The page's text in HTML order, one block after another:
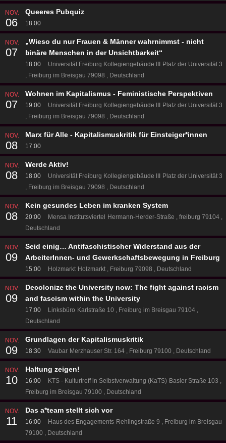
NOV.
06
Queeres Pubquiz
18:00
NOV.
07
„Wieso du nur Frauen & Männer wahrnimmst - nicht
binäre Menschen in der Unsichtbarkeit“
18:00 Universität Freiburg Kollegiengebäude III Platz der Universität 3
Freiburg im Breisgau 79098
Deutschland
NOV.
07
Wohnen im Kapitalismus - Feministische Perspektiven
19:00 Universität Freiburg Kollegiengebäude III Platz der Universität 3
Freiburg im Breisgau 79098
Deutschland
NOV.
08
Marx für Alle - Kapitalismuskritik für Einsteiger*innen
17:00
NOV.
08
Werde Aktiv!
18:00 Universität Freiburg Kollegiengebäude III Platz der Universität 3
Freiburg im Breisgau 79098
Deutschland
NOV.
08
Kein gesundes Leben im kranken System
20:00 Mensa Institutsviertel Hermann-Herder-Straße
freiburg 79104
Deutschland
NOV.
09
Seid einig… Antifaschistischer Widerstand aus der
ArbeiterInnen- und Gewerkschaftsbewegung in Freiburg
15:00 Holzmarkt Holzmarkt Freiburg 79098 Deutschland
NOV.
09
Decolonize the University now: The fight against racism
and fascism within the University
17:00 Linksbüro Karlstraße 10
Freiburg im Breisgau 79104
Deutschland
NOV.
09
Grundlagen der Kapitalismuskritik
18:30 Vaubar Merzhauser Str. 164 Freiburg 79100 Deutschland
NOV.
10
Haltung zeigen!
16:00 KTS - Kulturtreff in Selbstverwaltung (KaTS) Basler Straße 103
Freiburg im Breisgau 79100
Deutschland
NOV.
11
Das a*team stellt sich vor
16:00 Haus des Engagements Rehlingstraße 9
Freiburg im Breisgau
79100
Deutschland